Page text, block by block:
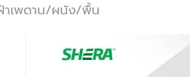
าเพดาน/ผนัง/พื้น